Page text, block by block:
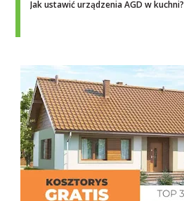
Jak ustawić urządzenia AGD w kuchni?